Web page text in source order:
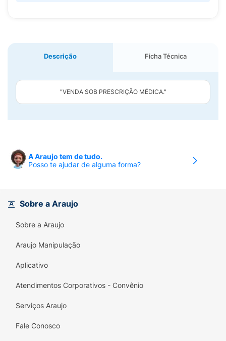
Descrição Ficha Técnica
"VENDA SOB PRESCRIÇÃO MÉDICA."
A Araujo tem de tudo.
Posso te ajudar de alguma forma?
Sobre a Araujo
Sobre a Araujo
Araujo Manipulação
Aplicativo
Atendimentos Corporativos - Convênio
Serviços Araujo
Fale Conosco